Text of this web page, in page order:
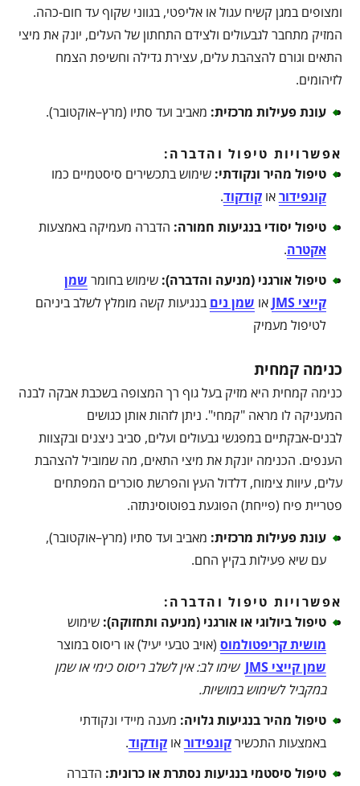
ומצופים במגן קשיח עגול או אליפטי, בגווני שקוף עד חום-כהה.
המזיק מתחבר לגבעולים ולצידם התחתון של העלים, יונק את מיצי
התאים וגורם להצהבת עלים, עצירת גדילה וחשיפת הצמח
לזיהומים.
עונת פעילות מרכזית: מאביב ועד סתיו (מרץ–אוקטובר).
אפשרויות טיפול והדברה:
טיפול מהיר ונקודתי: שימוש בתכשירים סיסטמיים כמו
קונפידוראוקודקוד.
טיפול יסודי בנגיעות חמורה: הדברה מעמיקה באמצעות
אקטרה.
טיפול אורגני (מניעה והדברה): שימוש בחומר שמן
קייצי JMS
או שמן נים בנגיעות קשה מומלץ לשלב ביניהם
לטיפול מעמיק
כנימה קמחית
כנימה קמחית היא מזיק בעל גוף רך המצופה בשכבת אבקה לבנה
המעניקה לו מראה "קמחי". ניתן לזהות אותן כגושים
לבנים-אבקתיים במפגשי גבעולים ועלים, סביב ניצנים ובקצוות
הענפים. הכנימה יונקת את מיצי התאים, מה שמוביל להצהבת
עלים, עיוות צימוח, דלדול העץ והפרשת סוכרים המפתחים
פטריית פיח (פייחת) הפוגעת בפוטוסינתזה.
עונת פעילות מרכזית: מאביב ועד סתיו (מרץ–אוקטובר),
עם שיא פעילות בקיץ החם.
אפשרויות טיפול והדברה:
טיפול ביולוגי או אורגני (מניעה ותחזוקה): שימוש
מושית קריפטולמוס (אויב טבעי יעיל) או ריסוס במוצר
שמן קייצי JMS
שימו לב: אין לשלב ריסוס כימי או שמן
במקביל לשימוש במושיות.
טיפול מהיר בנגיעות גלויה: מענה מיידי ונקודתי
באמצעות התכשירקונפידוראוקודקוד.
טיפול סיסטמי בנגיעות נסתרת או כרונית: הדברה